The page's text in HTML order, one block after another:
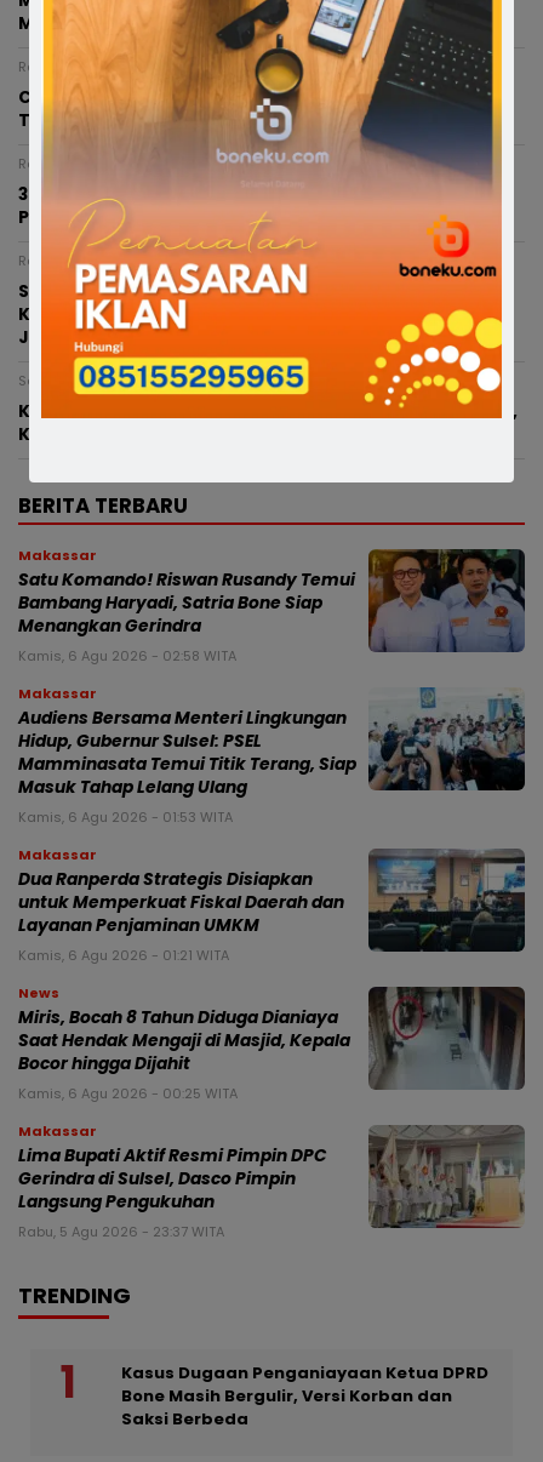
Mengaji di Masjid, Kepala Bocor hingga Dijahit
Rabu, 5 Agustus 2026 - 20:00 WITA
Catatan Si Anak Petani: Mimpi Besar dari Desa
Terpencil di Kabupaten Bone
Rabu, 5 Agustus 2026 - 19:08 WITA
3 Terduga Pengedar Sabu Lintas Kabupaten Diciduk
Polsek Lamuru, Puluhan Paket Sabu Siap Edar Disita
Rabu, 5 Agustus 2026 - 14:49 WITA
Satlantas Polres Bone Genjot Langkah Tekan Angka
Kecelakaan, Koordinasi Pasang Rambu dan Perbaikan
Jalan
Senin, 3 Agustus 2026 - 17:11 WITA
Klaim BPJS Ketenagakerjaan CV Ardal Raya Terbantah,
Korban Irfan Ternyata Tidak Terdaftar
BERITA TERBARU
Makassar
Satu Komando! Riswan Rusandy Temui
Bambang Haryadi, Satria Bone Siap
Menangkan Gerindra
Kamis, 6 Agu 2026 - 02:58 WITA
Makassar
Audiens Bersama Menteri Lingkungan
Hidup, Gubernur Sulsel: PSEL
Mamminasata Temui Titik Terang, Siap
Masuk Tahap Lelang Ulang
Kamis, 6 Agu 2026 - 01:53 WITA
Makassar
Dua Ranperda Strategis Disiapkan
untuk Memperkuat Fiskal Daerah dan
Layanan Penjaminan UMKM
Kamis, 6 Agu 2026 - 01:21 WITA
News
Miris, Bocah 8 Tahun Diduga Dianiaya
Saat Hendak Mengaji di Masjid, Kepala
Bocor hingga Dijahit
Kamis, 6 Agu 2026 - 00:25 WITA
Makassar
Lima Bupati Aktif Resmi Pimpin DPC
Gerindra di Sulsel, Dasco Pimpin
Langsung Pengukuhan
Rabu, 5 Agu 2026 - 23:37 WITA
TRENDING
Kasus Dugaan Penganiayaan Ketua DPRD
Bone Masih Bergulir, Versi Korban dan
Saksi Berbeda